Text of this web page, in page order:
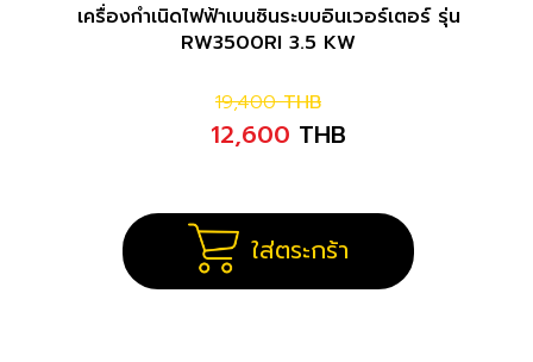
เครื่องกำเนิดไฟฟ้าเบนซินระบบอินเวอร์เตอร์ รุ่น
RW3500RI 3.5 KW
19,400 THB
12,600 THB
ใส่ตระกร้า